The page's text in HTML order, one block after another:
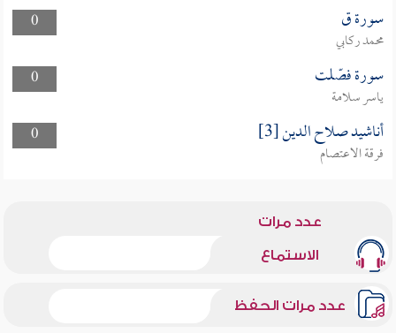
0
سورة ق
محمد ركابي
0
سورة فصّلت
ياسر سلامة
0
أناشيد صلاح الدين [3]
فرقة الاعتصام
عدد مرات
الاستماع
عدد مرات الحفظ